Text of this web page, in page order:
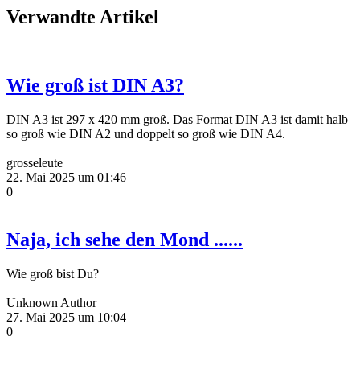
Verwandte Artikel
Wie groß ist DIN A3?
DIN A3 ist 297 x 420 mm groß. Das Format DIN A3 ist damit halb
so groß wie DIN A2 und doppelt so groß wie DIN A4.
grosseleute
22. Mai 2025 um 01:46
0
Naja, ich sehe den Mond ......
Wie groß bist Du?
Unknown Author
27. Mai 2025 um 10:04
0